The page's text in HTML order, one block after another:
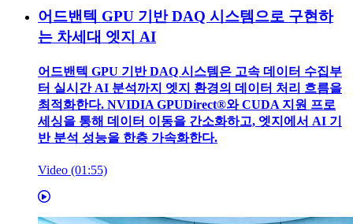
어드밴텍 GPU 기반 DAQ 시스템으로 구현하
는 차세대 엣지 AI
어드밴텍 GPU 기반 DAQ 시스템은 고속 데이터 수집부
터 실시간 AI 분석까지 엣지 환경의 데이터 처리 흐름을
최적화한다. NVIDIA GPUDirect®와 CUDA 지원 프로
세싱을 통해 데이터 이동을 간소화하고, 엣지에서 AI 기
반 분석 성능을 한층 가속화한다.
Video (01:55)